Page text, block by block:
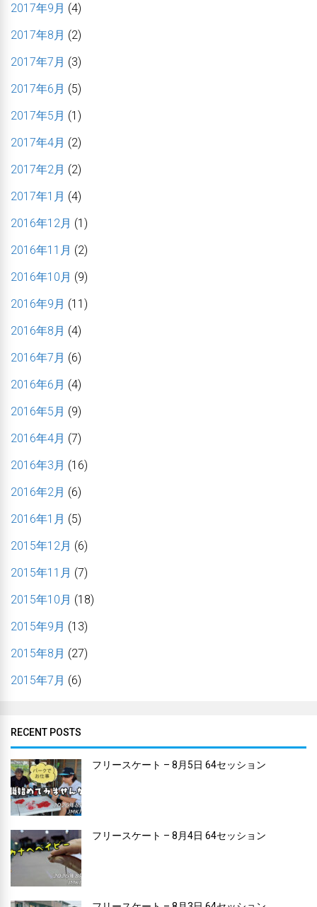
2017年9月 (4)
2017年8月 (2)
2017年7月 (3)
2017年6月 (5)
2017年5月 (1)
2017年4月 (2)
2017年2月 (2)
2017年1月 (4)
2016年12月 (1)
2016年11月 (2)
2016年10月 (9)
2016年9月 (11)
2016年8月 (4)
2016年7月 (6)
2016年6月 (4)
2016年5月 (9)
2016年4月 (7)
2016年3月 (16)
2016年2月 (6)
2016年1月 (5)
2015年12月 (6)
2015年11月 (7)
2015年10月 (18)
2015年9月 (13)
2015年8月 (27)
2015年7月 (6)
RECENT POSTS
フリースケート – 8月5日 64セッション
フリースケート – 8月4日 64セッション